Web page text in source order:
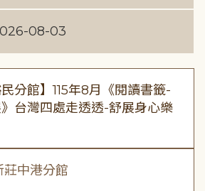
08-03
民分館】115年8月《閱讀書籤-
台灣四處走透透-舒展身心樂
莊中港分館